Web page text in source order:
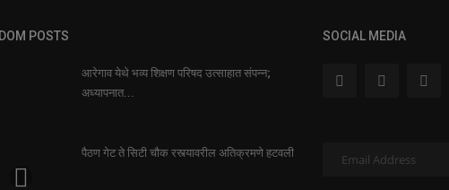
POSTS
आरेगाव येथे भव्य शिक्षण परिषद उत्साहात संपन्न;
अध्यापनात...
पैठण गेट ते सिटी चौक रस्त्यावरील अतिक्रमणे हटवली
SOCIAL MEDIA